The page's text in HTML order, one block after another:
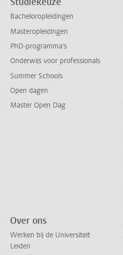
Bacheloropleidingen
Masteropleidingen
PhD-programma's
Onderwijs voor professionals
Summer Schools
Open dagen
Master Open Dag
Over ons
Werken bij de Universiteit
Leiden